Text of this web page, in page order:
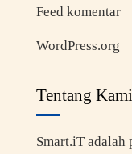
Feed komentar
WordPress.org
Tentang Kami
Smart.iT adalah